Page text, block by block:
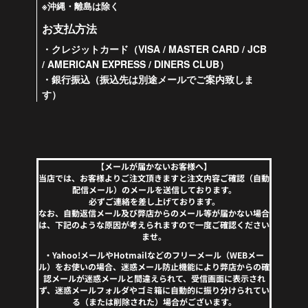
※沖縄・離島は除く
お支払方法
・クレジットカード（VISA / MASTER CARD / JCB
/ AMERICAN EXPRESS / DINERS CLUB）
・銀行振込（振込先は別途メールでご案内致しま
す）
【メールが届かないお客様へ】
当店では、お客様よりご注文頂きますと注文内容ご確認（自動
配信メール）のメールを送信しております。
必ずご連絡を差し上げております。
なお、自動返信メール及び弊店からのメール等が届かない場合
は、下記のような原因が考えられますので一度ご確認ください
ませ。
・Yahoo!メールやHotmailなどのフリーメール（WEBメー
ル）をお使いの場合、迷惑メール防止機能により弊店からの確
認メールが迷惑メールと間違えられて、受信画面に表示され
ず、迷惑メールフォルダやゴミ箱に自動的に振り分けられてい
る（または削除された）場合がございます。